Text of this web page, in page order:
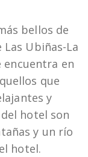
bellos de
Ubiñas-La
encuentra en
que
y
hotel son
y un río
hotel.